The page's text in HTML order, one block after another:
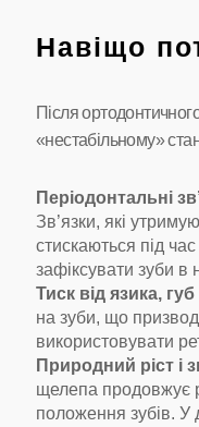
Навіщо
Після
«нестабільному»
Періодонтальні
Зв’язки, які
стискаються під
зафіксувати зуби
Тиск від язика, губ
на зуби, що
використовувати
Природний ріст і
щелепа продовжує
положення зубів. У